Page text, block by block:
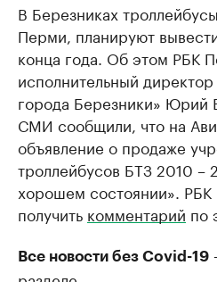
В Березниках
Перми, планируют
конца года. Об этом РБК
исполнительный
города Березники» Юрий
СМИ сообщили, что на
объявление о продаже
троллейбусов БТЗ 2010 –
хорошем состоянии». РБК
получить комментарий по
Все новости без Covid-19